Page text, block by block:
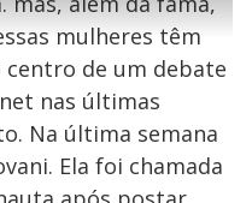
a
mulheres têm
centro de um debate
nas últimas
Na última semana
Ela foi chamada